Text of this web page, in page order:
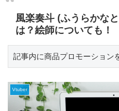
風楽奏斗 (ふうらかな
は？絵師についても！
記事内に商品プロモーション
Vtuber